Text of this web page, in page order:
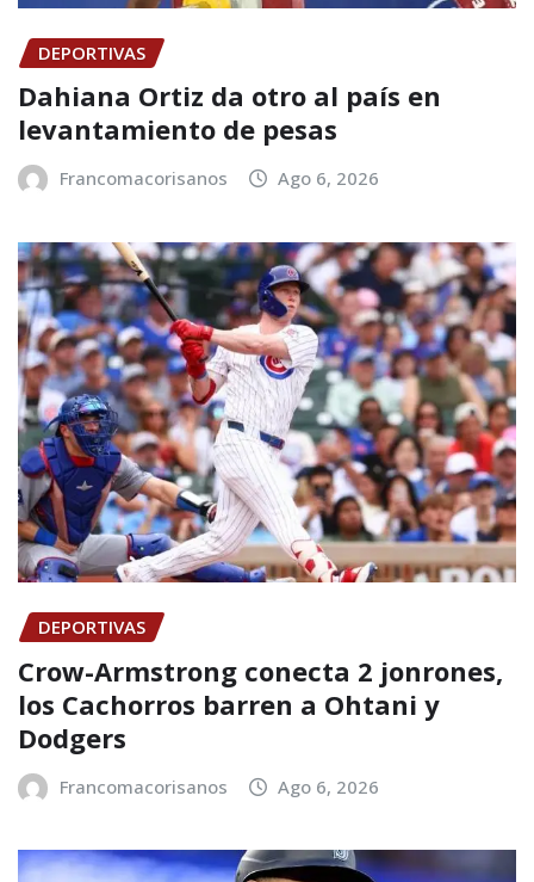
DEPORTIVAS
Dahiana Ortiz da otro al país en
levantamiento de pesas
Francomacorisanos Ago 6, 2026
DEPORTIVAS
Crow-Armstrong conecta 2 jonrones,
los Cachorros barren a Ohtani y
Dodgers
Francomacorisanos Ago 6, 2026